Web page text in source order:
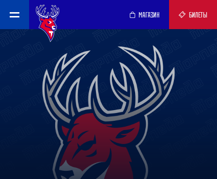
МАГАЗИН БИЛЕТЫ